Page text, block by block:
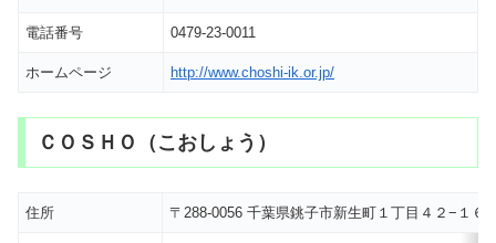
電話番号 0479-23-0011
ホームページ http://www.choshi-ik.or.jp/
ＣＯＳＨＯ（こおしょう）
住所 〒288-0056 千葉県銚子市新生町１丁目４２−１